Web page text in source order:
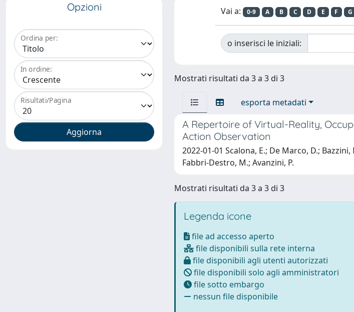
Opzioni
Ordina per:
In ordine:
Risultati/Pagina
Vai a: 0-9 A B C D E F G
o inserisci le iniziali:
Mostrati risultati da 3 a 3 di 3
esporta metadati
A Repertoire of Virtual-Reality,
Action Observation
2022-01-01 Scalona, E.; De Marco, D.;
Fabbri-Destro, M.; Avanzini, P.
Mostrati risultati da 3 a 3 di 3
Legenda icone
file ad accesso aperto
file disponibili sulla rete interna
file disponibili agli utenti autorizzati
file disponibili solo agli amministratori
file sotto embargo
nessun file disponibile